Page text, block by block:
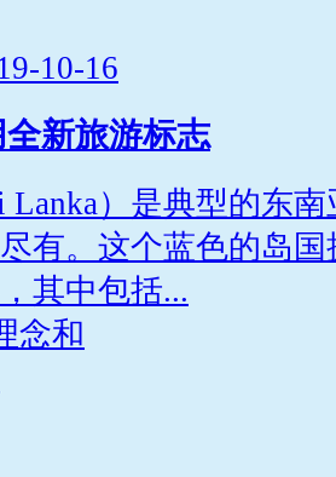
10-16
新旅游标志
Lanka）是典型的东
有。这个蓝色的岛
其中包括...